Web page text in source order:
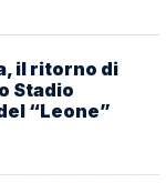
il ritorno di
Stadio
“Leone”